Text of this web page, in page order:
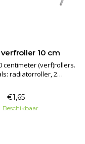
10 cm
centimeter (verf)rollers.
radiatorroller, 2
€1,65
Beschikbaar